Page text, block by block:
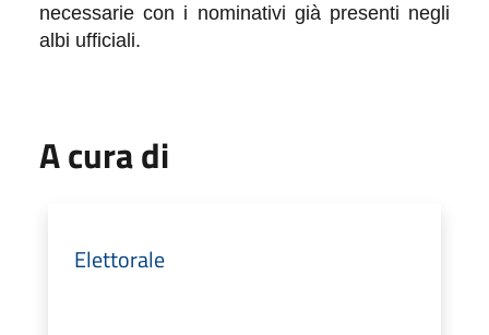
necessarie con i nominativi già presenti negli
albi ufficiali.
A cura di
Elettorale